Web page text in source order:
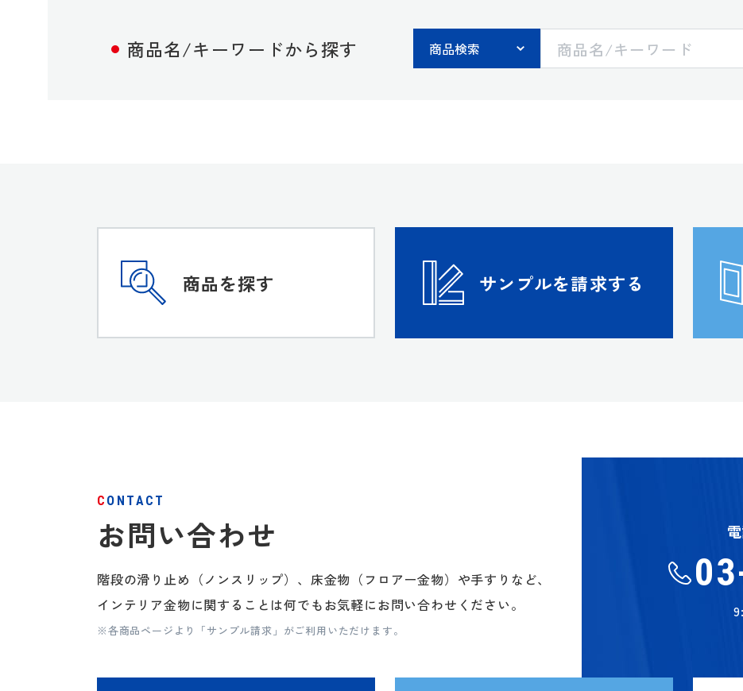
商品名/キーワードから探す
商品を探す サンプルを請求する
CONTACT
お問い合わせ
階段の滑り止め（ノンスリップ）、床金物（フロアー金物）や手すりなど、
インテリア金物に関することは何でもお気軽にお問い合わせください。
※各商品ページより「サンプル請求」がご利用いただけます。